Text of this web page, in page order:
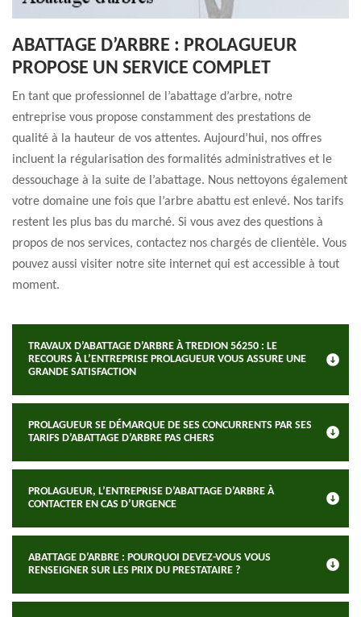
ABATTAGE D’ARBRE : PROLAGUEUR
PROPOSE UN SERVICE COMPLET
En tant que professionnel de l’abattage d’arbre, notre
entreprise vous propose constamment des prestations de
qualité à la hauteur de vos attentes. Aujourd’hui, nos offres
incluent la régularisation des formalités administratives et le
dessouchage à la suite de l’abattage. Nous nettoyons également
votre domaine une fois que l’arbre abattu est enlevé. Nos tarifs
restent les plus bas du marché. Si vous avez des questions à
propos de nos services, contactez nos chargés de clientèle. Vous
pouvez aussi visiter notre site internet qui est accessible à tout
moment.
TRAVAUX D’ABATTAGE D’ARBRE À TREDION 56250 : LE
RECOURS À L’ENTREPRISE PROLAGUEUR VOUS ASSURE UNE
GRANDE SATISFACTION
PROLAGUEUR SE DÉMARQUE DE SES CONCURRENTS PAR SES
TARIFS D’ABATTAGE D’ARBRE PAS CHERS
PROLAGUEUR, L’ENTREPRISE D’ABATTAGE D’ARBRE À
CONTACTER EN CAS D’URGENCE
ABATTAGE D’ARBRE : POURQUOI DEVEZ-VOUS VOUS
RENSEIGNER SUR LES PRIX DU PRESTATAIRE ?